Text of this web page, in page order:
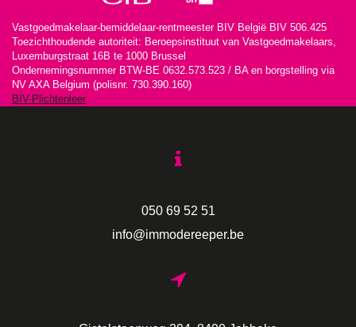
Vastgoedmakelaar-bemiddelaar-rentmeester BIV België BIV 506.425
Toezichthoudende autoriteit: Beroepsinstituut van Vastgoedmakelaars,
Luxemburgstraat 16B te 1000 Brussel
Ondernemingsnummer BTW-BE 0632.573.523 / BA en borgstelling via
NV AXA Belgium (polisnr. 730.390.160)
BIV-Plichtenleer
050 69 52 51
info@immodereeper.be